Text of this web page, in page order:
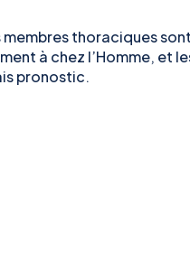
membres thoraciques
à chez l’Homme, et
pronostic.